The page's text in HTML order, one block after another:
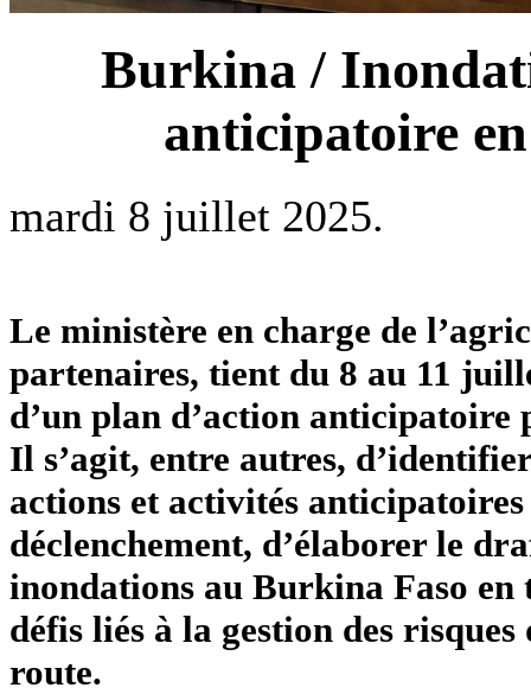
Burkina /
anticipatoire
mardi 8 juillet 2025.
Le ministère en charge de
partenaires, tient du 8 au 11
d’un plan d’action
Il s’agit, entre autres,
actions et activités
déclenchement, d’élaborer le
inondations au Burkina Faso en
défis liés à la gestion des
route.